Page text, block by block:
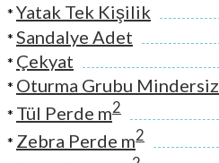
* Yatak Tek Kişilik
* Sandalye Adet
* Çekyat
* Oturma Grubu Mindersiz
* Tül Perde m2
* Zebra Perde m2